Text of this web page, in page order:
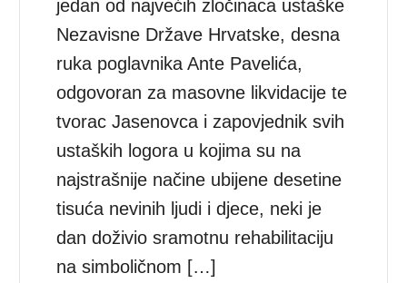
jedan od najvećih zločinaca ustaške
Nezavisne Države Hrvatske, desna
ruka poglavnika Ante Pavelića,
odgovoran za masovne likvidacije te
tvorac Jasenovca i zapovjednik svih
ustaških logora u kojima su na
najstrašnije načine ubijene desetine
tisuća nevinih ljudi i djece, neki je
dan doživio sramotnu rehabilitaciju
na simboličnom […]